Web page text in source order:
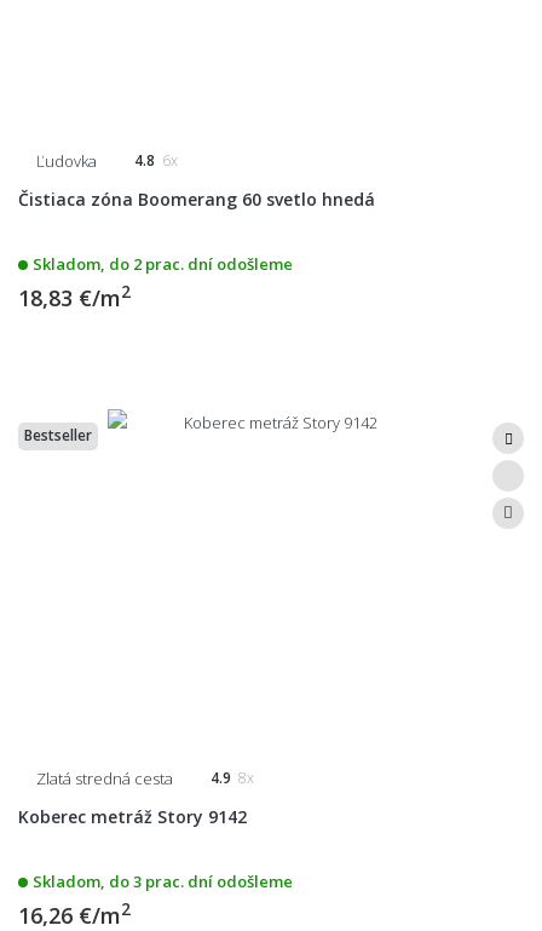
Ľudovka 4.8 6x
Čistiaca zóna Boomerang 60 svetlo hnedá
Skladom, do 2 prac. dní odošleme
18,83 €/m2
Bestseller
Zlatá stredná cesta 4.9 8x
Koberec metráž Story 9142
Skladom, do 3 prac. dní odošleme
16,26 €/m2